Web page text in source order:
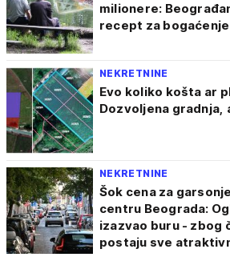
milionere:
recept za bogaćenje
NEKRETNINE
Evo koliko košta ar
Dozvoljena gradnja,
NEKRETNINE
Šok cena za
centru Beograda:
izazvao buru - zbog
postaju sve